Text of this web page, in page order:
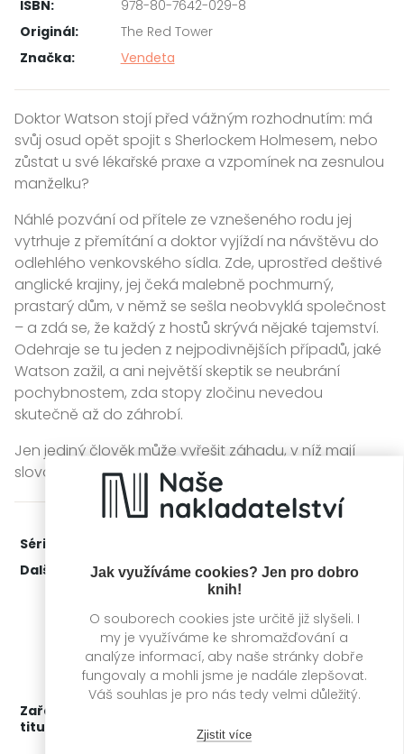
Jak využíváme cookies? Jen pro dobro
knih!
O souborech cookies jste určitě již slyšeli. I
my je využíváme ke shromažďování a
analýze informací, aby naše stránky dobře
fungovaly a mohli jsme je nadále zlepšovat.
Váš souhlas je pro nás tedy velmi důležitý.
Zjistit více
ISBN:
978-80-7642-029-8
Originál:
The Red Tower
Značka:
Vendeta
Doktor Watson stojí před vážným rozhodnutím: má
svůj osud opět spojit s Sherlockem Holmesem, nebo
zůstat u své lékařské praxe a vzpomínek na zesnulou
manželku?
Náhlé pozvání od přítele ze vznešeného rodu jej
vytrhuje z přemítání a doktor vyjíždí na návštěvu do
odlehlého venkovského sídla. Zde, uprostřed deštivé
anglické krajiny, jej čeká malebně pochmurný,
prastarý dům, v němž se sešla neobvyklá společnost
– a zdá se, že každý z hostů skrývá nějaké tajemství.
Odehraje se tu jeden z nejpodivnějších případů, jaké
Watson zažil, a ani největší skeptik se neubrání
pochybnostem, zda stopy zločinu nevedou
skutečně až do záhrobí.
Jen jediný člověk může vyřešit záhadu, v níž mají
slovo snad i nadpřirozené síly: Sherlock Holmes...
Série:
Další díly:
3.Sherlock Holmes a Boží dech
Sherlock Holmes a krvavá zrada
6.Sherlock Holmes a Labyrint smrti
7.Sherlock Holmes a Pláč nevinných
8. Sherlock Holmes a Ďáblův prach
Sherlock Holmes a Nesmrtelný muž
10.Sherlock Holmes a Strašidelný baron
Zařažení
titulu:
Detektivky